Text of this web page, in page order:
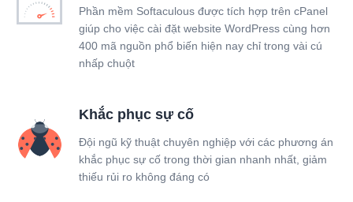
Phần mềm Softaculous được tích hợp trên cPanel
giúp cho việc cài đặt website WordPress cùng hơn
400 mã nguồn phổ biến hiện nay chỉ trong vài cú
nhấp chuột
Khắc phục sự cố
Đội ngũ kỹ thuật chuyên nghiệp với các phương án
khắc phục sự cố trong thời gian nhanh nhất, giảm
thiếu rủi ro không đáng có